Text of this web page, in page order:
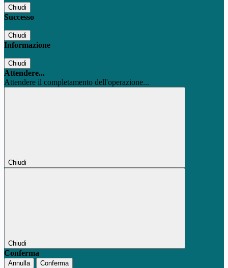
Chiudi
Successo
Chiudi
Informazione
Chiudi
Attendere...
Attendere il completamento dell'operazione...
Chiudi
Chiudi
Conferma
Annulla Conferma